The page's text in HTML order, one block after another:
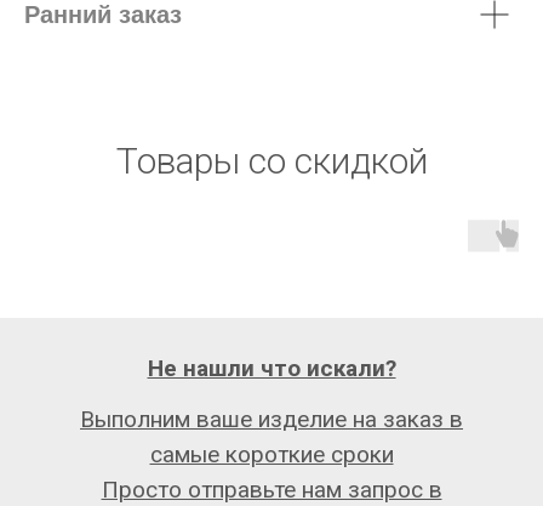
Ранний заказ
Товары со скидкой
Выполним ваше изделие на заказ в
самые короткие сроки
Просто отправьте нам запрос в
Не нашли что искали?